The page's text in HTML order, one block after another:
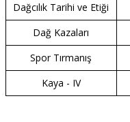
Dağcılık Tarihi ve Etiği
Dağ Kazaları
Spor Tırmanış
Kaya - IV